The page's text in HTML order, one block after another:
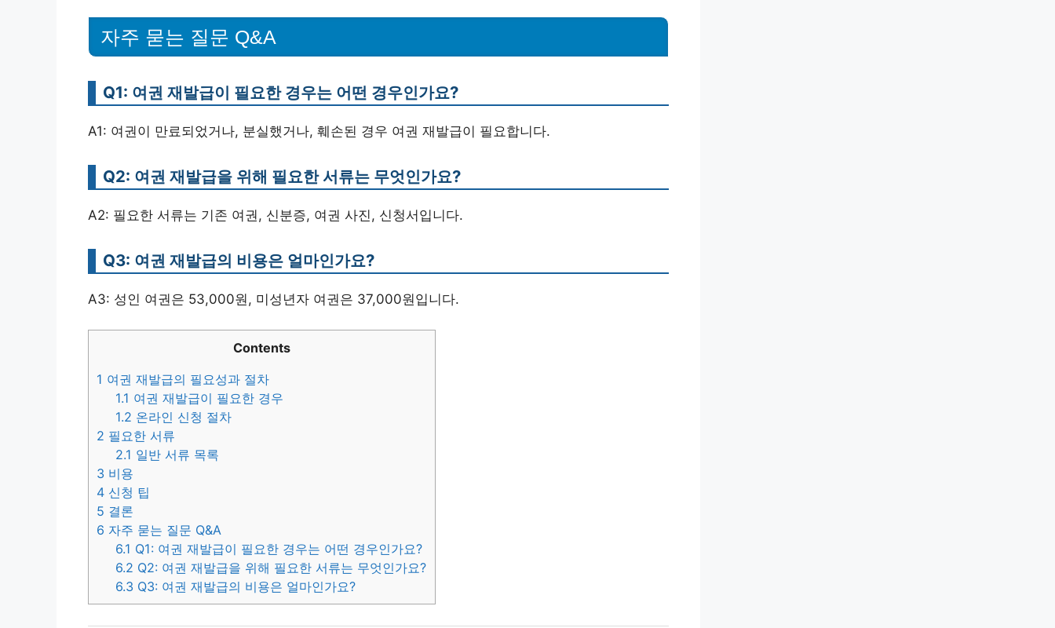
자주 묻는 질문 Q&A
Q1: 여권 재발급이 필요한 경우는 어떤 경우인가요?
A1: 여권이 만료되었거나, 분실했거나, 훼손된 경우 여권 재발급이 필요합니다.
Q2: 여권 재발급을 위해 필요한 서류는 무엇인가요?
A2: 필요한 서류는 기존 여권, 신분증, 여권 사진, 신청서입니다.
Q3: 여권 재발급의 비용은 얼마인가요?
A3: 성인 여권은 53,000원, 미성년자 여권은 37,000원입니다.
Contents
1 여권 재발급의 필요성과 절차
1.1 여권 재발급이 필요한 경우
1.2 온라인 신청 절차
2 필요한 서류
2.1 일반 서류 목록
3 비용
4 신청 팁
5 결론
6 자주 묻는 질문 Q&A
6.1 Q1: 여권 재발급이 필요한 경우는 어떤 경우인가요?
6.2 Q2: 여권 재발급을 위해 필요한 서류는 무엇인가요?
6.3 Q3: 여권 재발급의 비용은 얼마인가요?